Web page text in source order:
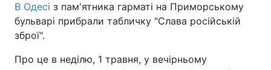
В Одесі з пам'ятника гарматі на Приморському
бульварі прибрали табличку "Слава російській
зброї".
Про це в неділю, 1 травня, у вечірньому